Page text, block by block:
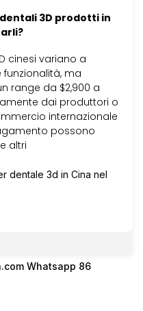
3D prodotti in
cinesi variano a
ma
range da $2,900 a
dai produttori o
internazionale
possono
altri
dentale 3d in Cina nel
Whatsapp 86